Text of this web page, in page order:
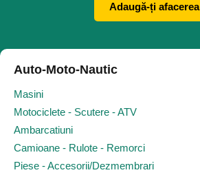
Adaugă-ți afacerea
Auto-Moto-Nautic
Masini
Motociclete - Scutere - ATV
Ambarcatiuni
Camioane - Rulote - Remorci
Piese - Accesorii/Dezmembrari